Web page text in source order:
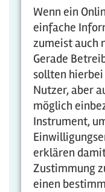
Wenn ein
einfache
zumeist auch
Gerade
sollten
Nutzer, aber
möglich
Instrument,
erklären
Zustimmung
einen